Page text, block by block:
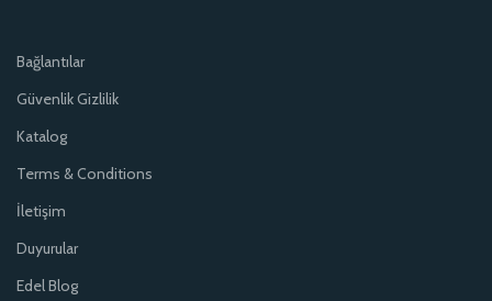
Bağlantılar
Güvenlik Gizlilik
Katalog
Terms & Conditions
İletişim
Duyurular
Edel Blog